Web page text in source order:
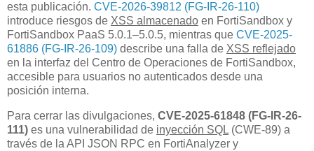
esta publicación. CVE-2026-39812 (FG-IR-26-110)
introduce riesgos de XSS almacenado en FortiSandbox y
FortiSandbox PaaS 5.0.1–5.0.5, mientras que CVE-2025-
61886 (FG-IR-26-109) describe una falla de XSS reflejado
en la interfaz del Centro de Operaciones de FortiSandbox,
accesible para usuarios no autenticados desde una
posición interna.
Para cerrar las divulgaciones, CVE-2025-61848 (FG-IR-26-
111) es una vulnerabilidad de inyección SQL (CWE-89) a
través de la API JSON RPC en FortiAnalyzer y